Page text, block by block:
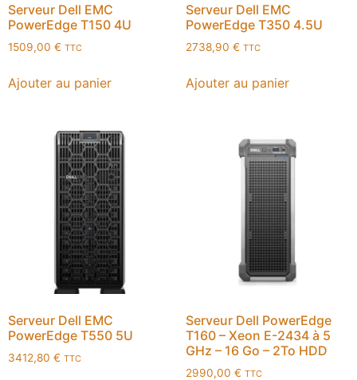
Serveur Dell EMC
PowerEdge T150 4U
1509,00 € TTC
Ajouter au panier
Serveur Dell EMC
PowerEdge T350 4.5U
2738,90 € TTC
Ajouter au panier
Serveur Dell EMC
PowerEdge T550 5U
3412,80 € TTC
Serveur Dell PowerEdge
T160 – Xeon E-2434 à 5
GHz – 16 Go – 2To HDD
2990,00 € TTC